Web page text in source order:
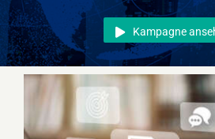
Events
Überregional
Newsletter
Kampagne